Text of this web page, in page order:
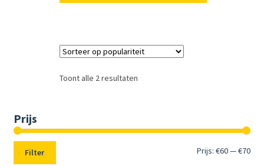
Toont alle 2 resultaten
Prijs
Min.
Filter Prijs:€60—€70